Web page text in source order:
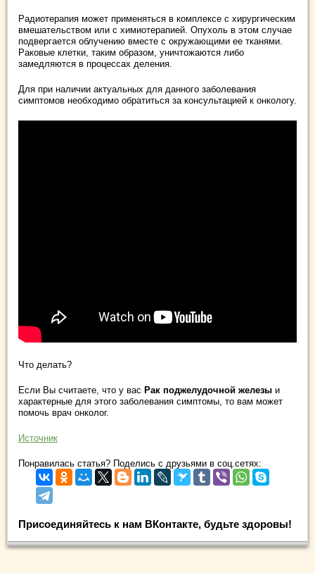
Радиотерапия может применяться в комплексе с хирургическим
вмешательством или с химиотерапией. Опухоль в этом случае
подвергается облучению вместе с окружающими ее тканями.
Раковые клетки, таким образом, уничтожаются либо
замедляются в процессах деления.
Для при наличии актуальных для данного заболевания
симптомов необходимо обратиться за консультацией к онкологу.
Что делать?
Если Вы считаете, что у вас Рак поджелудочной железы и
характерные для этого заболевания симптомы, то вам может
помочь врач онколог.
Источник
Понравилась статья? Поделись с друзьями в соц.сетях:
Присоединяйтесь к нам ВКонтакте, будьте здоровы!